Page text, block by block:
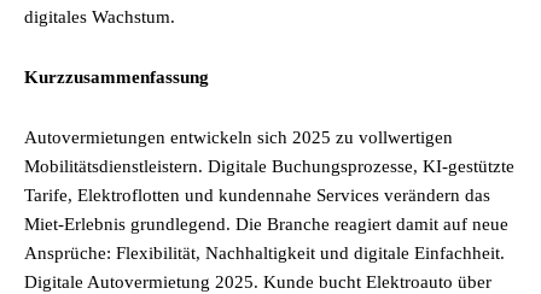
digitales Wachstum.
Kurzzusammenfassung
Autovermietungen entwickeln sich 2025 zu vollwertigen
Mobilitätsdienstleistern. Digitale Buchungsprozesse, KI-gestützte
Tarife, Elektroflotten und kundennahe Services verändern das
Miet-Erlebnis grundlegend. Die Branche reagiert damit auf neue
Ansprüche: Flexibilität, Nachhaltigkeit und digitale Einfachheit.
Digitale Autovermietung 2025. Kunde bucht Elektroauto über